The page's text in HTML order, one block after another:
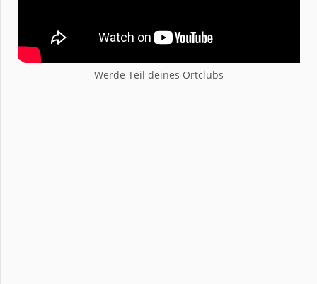
Werde Teil deines Ortclubs